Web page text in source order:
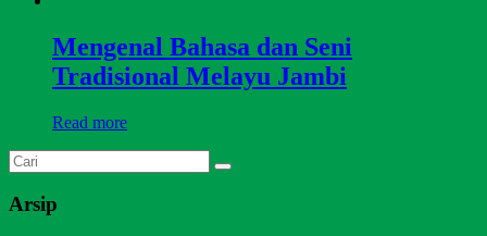
Mengenal Bahasa dan Seni
Tradisional Melayu Jambi
Read more
Arsip